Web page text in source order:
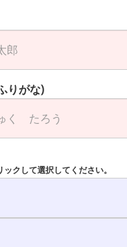
りがな)
クして選択してください。